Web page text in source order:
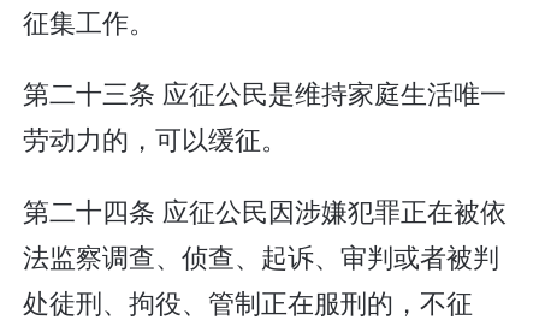
征集工作。
第二十三条 应征公民是维持家庭生活唯一
劳动力的，可以缓征。
第二十四条 应征公民因涉嫌犯罪正在被依
法监察调查、侦查、起诉、审判或者被判
处徒刑、拘役、管制正在服刑的，不征